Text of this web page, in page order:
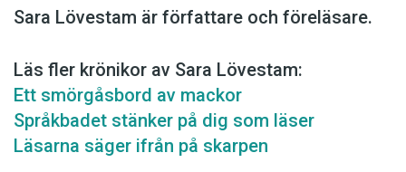
Sara Lövestam är författare och föreläsare.
Läs fler krönikor av Sara Lövestam:
Ett smörgåsbord av mackor
Språkbadet stänker på dig som läser
Läsarna säger ifrån på skarpen